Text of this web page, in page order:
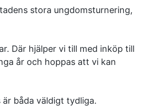
stora ungdomsturnering,
Där hjälper vi till med inköp till
år och hoppas att vi kan
båda väldigt tydliga.